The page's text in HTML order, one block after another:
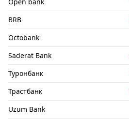
BRB
Octobank
Saderat Bank
Туронбанк
Трастбанк
Uzum Bank